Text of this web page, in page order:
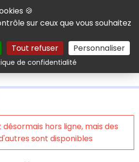
cookies
🍪
sur ceux que vous souhaitez
Tout refuser Personnaliser
de confidentialitéRechercher
hors ligne, mais des
sont disponibles